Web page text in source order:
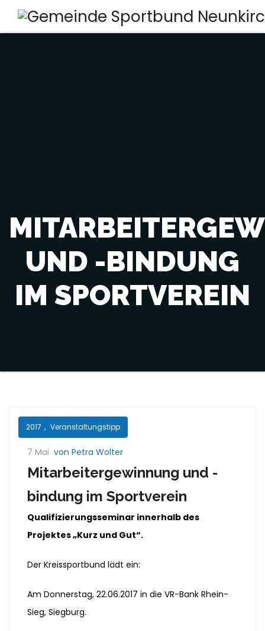
UND -BINDUNG
IM SPORTVEREIN
2017 , Veranstaltungstipp
7 Mai von Petra Wolter
Mitarbeitergewinnung und -
bindung im Sportverein
Qualifizierungsseminar innerhalb des
Projektes „Kurz und Gut“.
Der Kreissportbund lädt ein:
Am Donnerstag, 22.06.2017 in die VR-Bank Rhein-
Sieg, Siegburg.